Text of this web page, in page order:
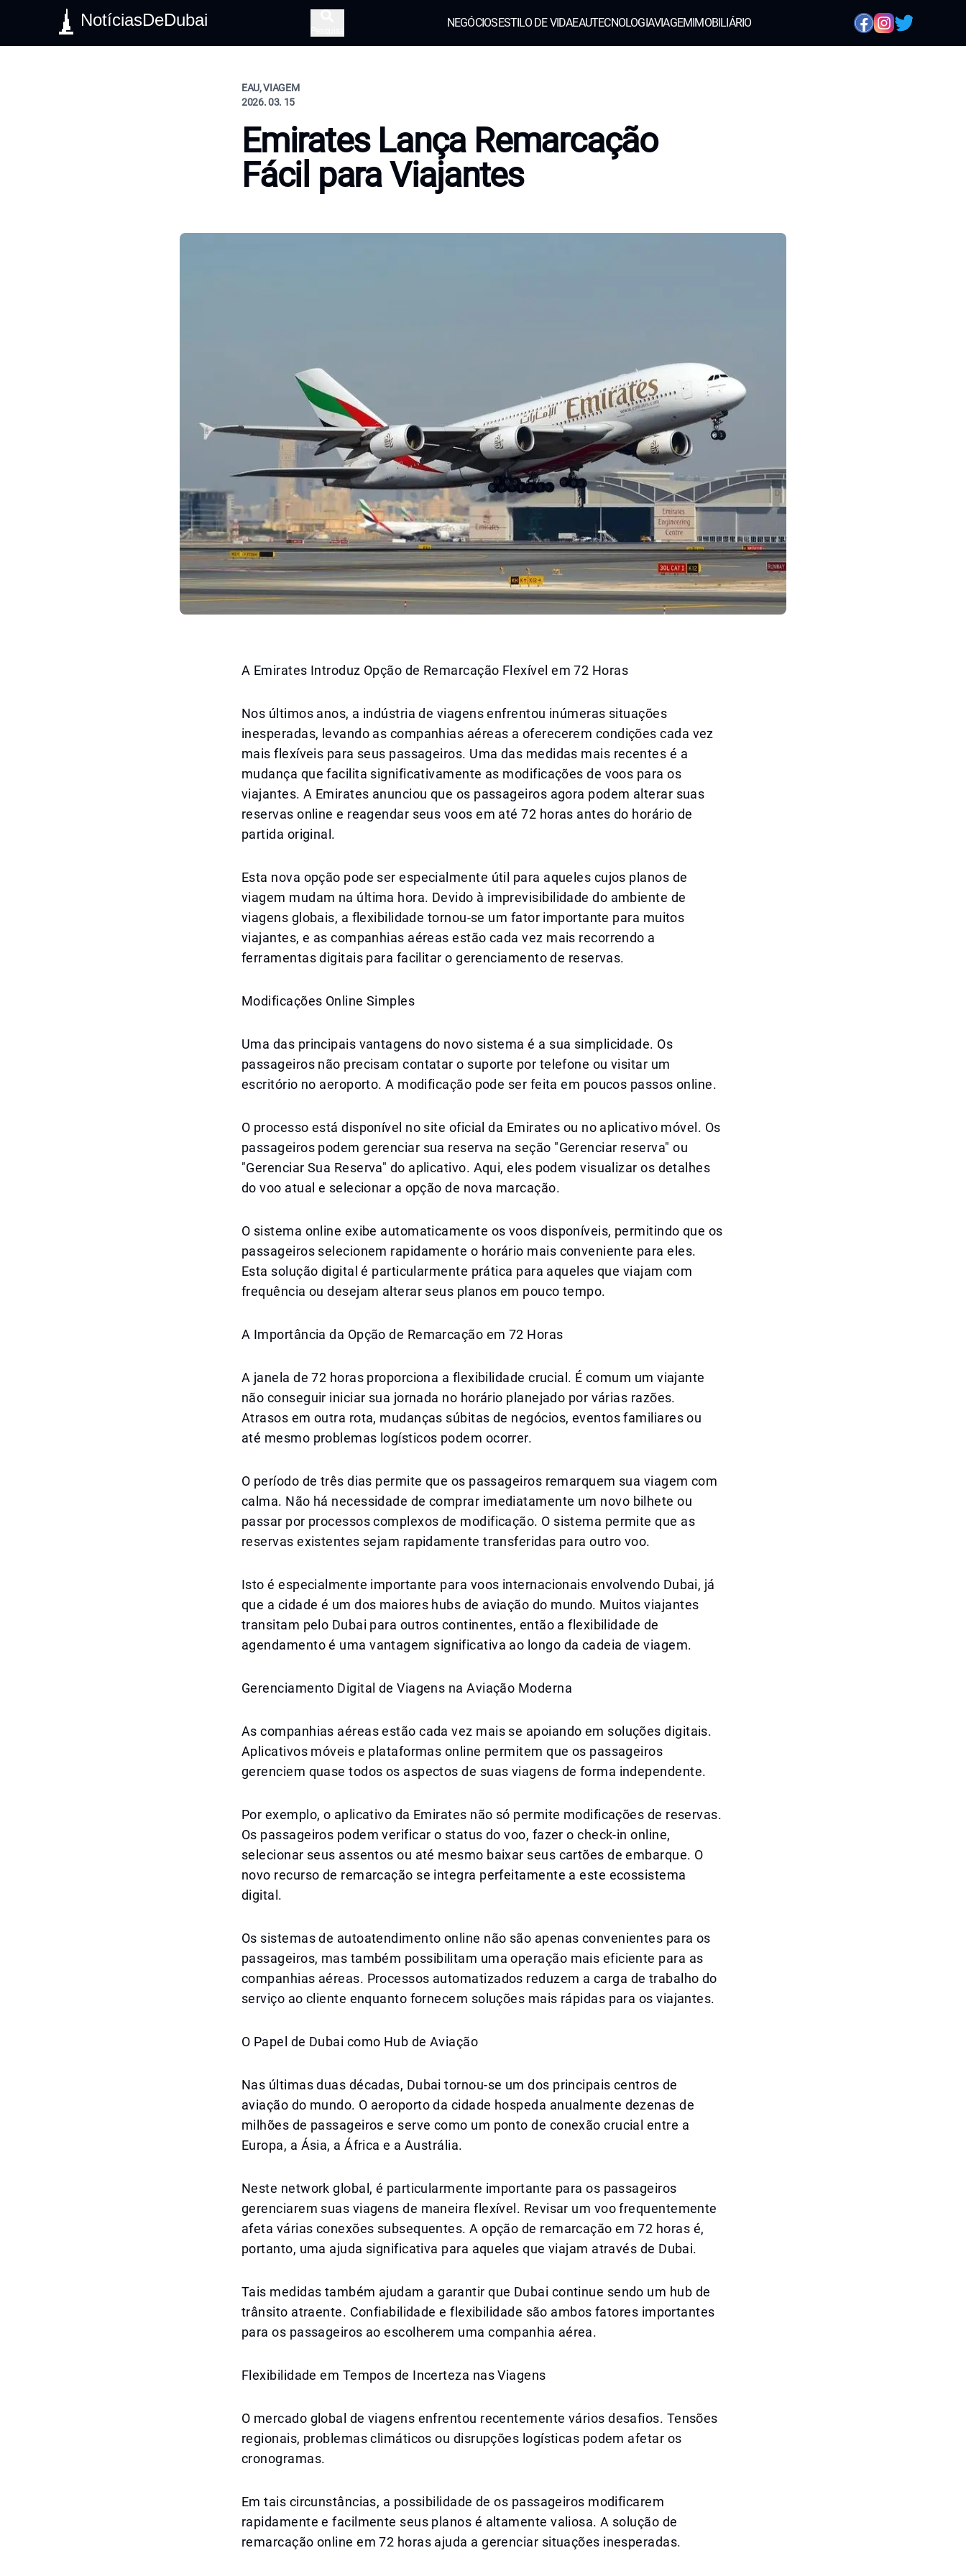
NotíciasDeDubai NEGÓCIOSESTILO DE VIDAEAUTECNOLOGIAVIAGEMIMOBILIÁRIO
EAU, VIAGEM
2026. 03. 15
Emirates Lança Remarcação
Fácil para Viajantes
A Emirates Introduz Opção de Remarcação Flexível em 72 Horas
Nos últimos anos, a indústria de viagens enfrentou inúmeras situações
inesperadas, levando as companhias aéreas a oferecerem condições cada vez
mais flexíveis para seus passageiros. Uma das medidas mais recentes é a
mudança que facilita significativamente as modificações de voos para os
viajantes. A Emirates anunciou que os passageiros agora podem alterar suas
reservas online e reagendar seus voos em até 72 horas antes do horário de
partida original.
Esta nova opção pode ser especialmente útil para aqueles cujos planos de
viagem mudam na última hora. Devido à imprevisibilidade do ambiente de
viagens globais, a flexibilidade tornou-se um fator importante para muitos
viajantes, e as companhias aéreas estão cada vez mais recorrendo a
ferramentas digitais para facilitar o gerenciamento de reservas.
Modificações Online Simples
Uma das principais vantagens do novo sistema é a sua simplicidade. Os
passageiros não precisam contatar o suporte por telefone ou visitar um
escritório no aeroporto. A modificação pode ser feita em poucos passos online.
O processo está disponível no site oficial da Emirates ou no aplicativo móvel. Os
passageiros podem gerenciar sua reserva na seção "Gerenciar reserva" ou
"Gerenciar Sua Reserva" do aplicativo. Aqui, eles podem visualizar os detalhes
do voo atual e selecionar a opção de nova marcação.
O sistema online exibe automaticamente os voos disponíveis, permitindo que os
passageiros selecionem rapidamente o horário mais conveniente para eles.
Esta solução digital é particularmente prática para aqueles que viajam com
frequência ou desejam alterar seus planos em pouco tempo.
A Importância da Opção de Remarcação em 72 Horas
A janela de 72 horas proporciona a flexibilidade crucial. É comum um viajante
não conseguir iniciar sua jornada no horário planejado por várias razões.
Atrasos em outra rota, mudanças súbitas de negócios, eventos familiares ou
até mesmo problemas logísticos podem ocorrer.
O período de três dias permite que os passageiros remarquem sua viagem com
calma. Não há necessidade de comprar imediatamente um novo bilhete ou
passar por processos complexos de modificação. O sistema permite que as
reservas existentes sejam rapidamente transferidas para outro voo.
Isto é especialmente importante para voos internacionais envolvendo Dubai, já
que a cidade é um dos maiores hubs de aviação do mundo. Muitos viajantes
transitam pelo Dubai para outros continentes, então a flexibilidade de
agendamento é uma vantagem significativa ao longo da cadeia de viagem.
Gerenciamento Digital de Viagens na Aviação Moderna
As companhias aéreas estão cada vez mais se apoiando em soluções digitais.
Aplicativos móveis e plataformas online permitem que os passageiros
gerenciem quase todos os aspectos de suas viagens de forma independente.
Por exemplo, o aplicativo da Emirates não só permite modificações de reservas.
Os passageiros podem verificar o status do voo, fazer o check-in online,
selecionar seus assentos ou até mesmo baixar seus cartões de embarque. O
novo recurso de remarcação se integra perfeitamente a este ecossistema
digital.
Os sistemas de autoatendimento online não são apenas convenientes para os
passageiros, mas também possibilitam uma operação mais eficiente para as
companhias aéreas. Processos automatizados reduzem a carga de trabalho do
serviço ao cliente enquanto fornecem soluções mais rápidas para os viajantes.
O Papel de Dubai como Hub de Aviação
Nas últimas duas décadas, Dubai tornou-se um dos principais centros de
aviação do mundo. O aeroporto da cidade hospeda anualmente dezenas de
milhões de passageiros e serve como um ponto de conexão crucial entre a
Europa, a Ásia, a África e a Austrália.
Neste network global, é particularmente importante para os passageiros
gerenciarem suas viagens de maneira flexível. Revisar um voo frequentemente
afeta várias conexões subsequentes. A opção de remarcação em 72 horas é,
portanto, uma ajuda significativa para aqueles que viajam através de Dubai.
Tais medidas também ajudam a garantir que Dubai continue sendo um hub de
trânsito atraente. Confiabilidade e flexibilidade são ambos fatores importantes
para os passageiros ao escolherem uma companhia aérea.
Flexibilidade em Tempos de Incerteza nas Viagens
O mercado global de viagens enfrentou recentemente vários desafios. Tensões
regionais, problemas climáticos ou disrupções logísticas podem afetar os
cronogramas.
Em tais circunstâncias, a possibilidade de os passageiros modificarem
rapidamente e facilmente seus planos é altamente valiosa. A solução de
remarcação online em 72 horas ajuda a gerenciar situações inesperadas.